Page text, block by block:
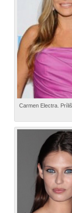
Carmen Electra.